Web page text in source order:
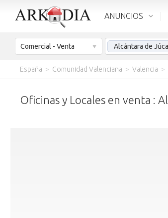
ANUNCIOS
Comercial - Venta Alcántara de
España > Comunidad Valenciana > Valencia >
Oficinas y Locales en venta :